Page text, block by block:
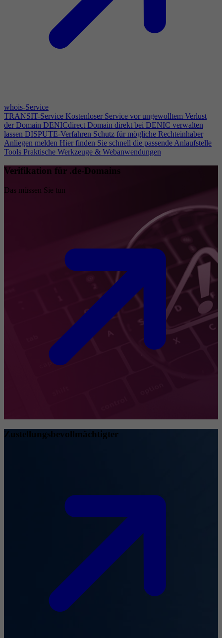
whois-Service
TRANSIT-Service Kostenloser Service vor ungewolltem Verlust
der Domain DENICdirect Domain direkt bei DENIC verwalten
lassen DISPUTE-Verfahren Schutz für mögliche Rechteinhaber
Anliegen melden Hier finden Sie schnell die passende Anlaufstelle
Tools Praktische Werkzeuge & Webanwendungen
Verifikation für .de-Domains
Das müssen Sie tun
Zustellungsbevollmächtigter